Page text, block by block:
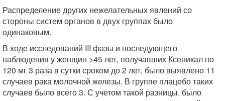
Распределение других нежелательных явлений со
стороны систем органов в двух группах было
одинаковым.
В ходе исследований III фазы и последующего
наблюдения у женщин >45 лет, получавших Ксеникал по
120 мг 3 раза в сутки сроком до 2 лет, было выявлено 11
случаев рака молочной железы. В группе плацебо таких
случаев было всего 3. С учетом такой разницы, было